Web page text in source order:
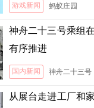
游戏新闻 蚂蚁庄园
神舟二十三号乘组
有序推进
国内新闻 神舟二十三号
从展台走进工厂和